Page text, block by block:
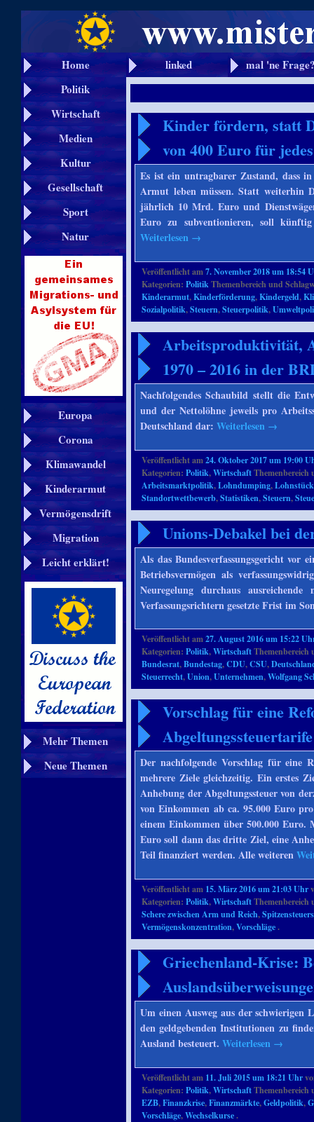
Home linked
mal 'ne
Politik
Wirtschaft
Medien
Kultur
Gesellschaft
Sport
Natur
Europa
Corona
Klimawandel
Kinderarmut
Vermögensdrift
Migration
Leicht erklärt!
Mehr Themen
Neue Themen
Kinder fördern, statt
von 400 Euro für
Es ist ein untragbarer Zustand, dass
Armut leben müssen. Statt weiterhin
jährlich 10 Mrd. Euro und
Euro zu subventionieren, soll
Weiterlesen →
Veröffentlicht am7. November 2018 um 18:54
Kategorien:PolitikThemenbereich und
Kinderarmut,Kinderförderung,Kindergeld,
Sozialpolitik,Steuern,Steuerpolitik,
Arbeitsproduktivität,
1970 – 2016 in der
Nachfolgendes Schaubild stellt die
und der Nettolöhne jeweils pro
Deutschland dar:Weiterlesen →
Veröffentlicht am24. Oktober 2017 um 19:00
Kategorien:Politik,Wirtschaft
Arbeitsmarktpolitik,Lohndumping,
Standortwettbewerb,Statistiken,Steuern,
Unions-Debakel bei
Als das Bundesverfassungsgericht vor
Betriebsvermögen als
Neuregelung durchaus
Verfassungsrichtern gesetzte Frist im
Veröffentlicht am27. August 2016 um 15:22
Kategorien:Politik,Wirtschaft
Bundesrat,Bundestag,CDU,CSU,
Steuerrecht,Union,Unternehmen,Wolfgang
Vorschlag für eine
Abgeltungssteuertarife
Der nachfolgende Vorschlag für eine
mehrere Ziele gleichzeitig. Ein erstes
Anhebung der Abgeltungssteuer von
von Einkommen ab ca. 95.000 Euro
einem Einkommen über 500.000
Euro soll dann das dritte Ziel, eine
Teil finanziert werden. Alle weiteren
Veröffentlicht am 15. März 2016 um 21:03 Uhr
Kategorien:Politik,Wirtschaft
Schere zwischen Arm und Reich,
Vermögenskonzentration,Vorschläge.
Griechenland-Krise:
Um einen Ausweg aus der schwierigen
den geldgebenden Institutionen zu
Ausland besteuert.Weiterlesen →
Veröffentlicht am 11. Juli 2015 um 18:21 Uhr
Kategorien:Politik,Wirtschaft
EZB,Finanzkrise,Finanzmärkte,Geldpolitik,
Vorschläge,Wechselkurse.